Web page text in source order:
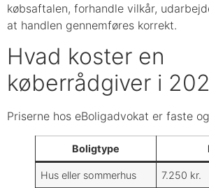
købsaftalen, forhandle vilkår,
at handlen gennemføres korrekt.
Hvad koster en
køberrådgiver i
Priserne hos eBoligadvokat er faste
Boligtype
Hus eller sommerhus 7.250 kr.